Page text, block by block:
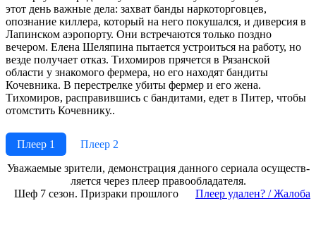
этот день важные дела: захват банды наркоторговцев,
опознание киллера, который на него покушался, и диверсия в
Лапинском аэропорту. Они встречаются только поздно
вечером. Елена Шеляпина пытается устроиться на работу, но
везде получает отказ. Тихомиров прячется в Рязанской
области у знакомого фермера, но его находят бандиты
Кочевника. В перестрелке убиты фермер и его жена.
Тихомиров, расправившись с бандитами, едет в Питер, чтобы
отомстить Кочевнику..
Плеер 1
Плеер 2
Ува­жае­мые зри­те­ли, де­мон­ст­ра­ция дан­но­го се­риа­ла осу­ще­ст­в­
ля­ет­ся че­рез пле­ер пра­во­об­ла­да­те­ля.
Шеф 7 сезон. Призраки прошлого
Пле­ер уда­лен? / Жа­ло­ба